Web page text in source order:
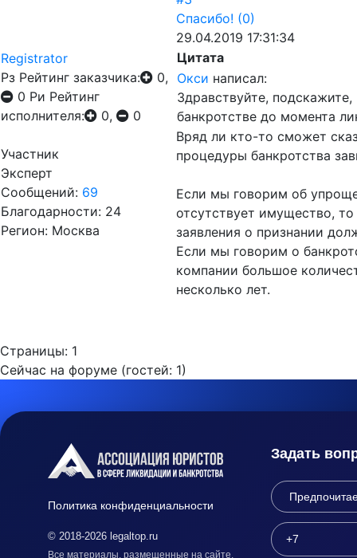
Registrator
Рз Рейтинг заказчика:
0,
0 Ри Рейтинг
исполнителя:
0, 0
Участник
Эксперт
Сообщений: 69
Благодарности: 24
Регион: Москва
Спасибо! (0)
29.04.2019 17:31:34
Цитата
Окси написал:
Здравствуйте,
банкротстве до момента
Вряд ли кто-то сможет
процедуры банкротства
Если мы говорим об
отсутствует имущество,
заявления о признании
Если мы говорим о
компании большое
несколько лет.
Страницы: 1
Сейчас на форуме (гостей: 1)
Политика конфиденциальности
© 2018-2026 legaltop.ru
Все материалы, размещенные на сайте,
Задать